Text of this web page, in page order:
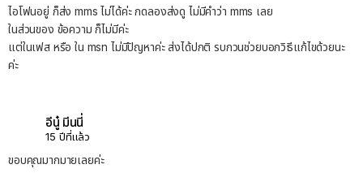
ไอโฟนอยู่ ก็ส่ง mms ไม่ได้ค่ะ กดลองส่งดู ไม่มีคำว่า mms เลย
ในส่วนของ ข้อความ ก็ไม่มีค่ะ
แต่ในเฟส หรือ ใน msn ไม่มีปัญหาค่ะ ส่งได้ปกติ รบกวนช่วยบอกวิธีแก้ไขด้วยนะ
ค่ะ
อีนู๋ มีนนี่
15 ปีที่แล้ว
ขอบคุณมากมายเลยค่ะ